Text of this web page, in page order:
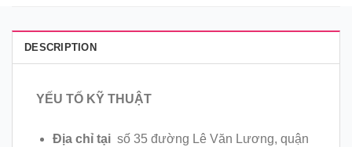
DESCRIPTION
YẾU TỐ KỸ THUẬT
Địa chỉ tại số 35 đường Lê Văn Lương, quận